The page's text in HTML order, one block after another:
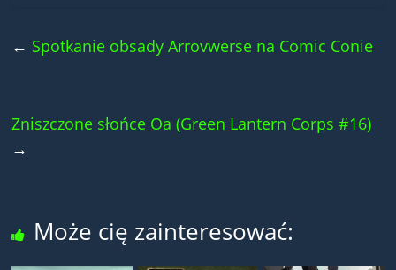
← Spotkanie obsady Arrovwerse na Comic Conie
Zniszczone słońce Oa (Green Lantern Corps #16)
→
Może cię zainteresować: